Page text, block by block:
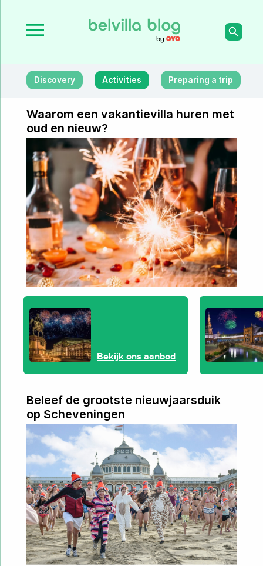
Discovery Activities Preparing a trip
Waarom een vakantievilla huren met
oud en nieuw?
Bekijk ons aanbod
Beleef de grootste nieuwjaarsduik
op Scheveningen